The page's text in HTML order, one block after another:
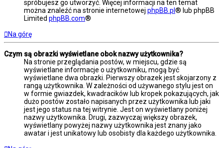
spróbujesz go utworzyć. Więcej informacji na ten temat
można znaleźć na stronie internetowej phpBB.pl® lub phpBB
Limited phpBB.com®
Na górę
Czym są obrazki wyświetlane obok nazwy użytkownika?
Na stronie przeglądania postów, w miejscu, gdzie są
wyświetlane informacje o użytkowniku, mogą być
wyświetlane dwa obrazki. Pierwszy obrazek jest skojarzony z
rangą użytkownika. W zależności od używanego stylu jest on
w formie gwiazdek, kwadracików lub kropek pokazujących, jak
dużo postów zostało napisanych przez użytkownika lub jaki
jest jego status na tej witrynie. Jest on wyświetlany poniżej
nazwy użytkownika. Drugi, zazwyczaj większy obrazek,
wyświetlany powyżej nazwy użytkownika jest znany jako
awatar i jest unikatowy lub osobisty dla każdego użytkownika.